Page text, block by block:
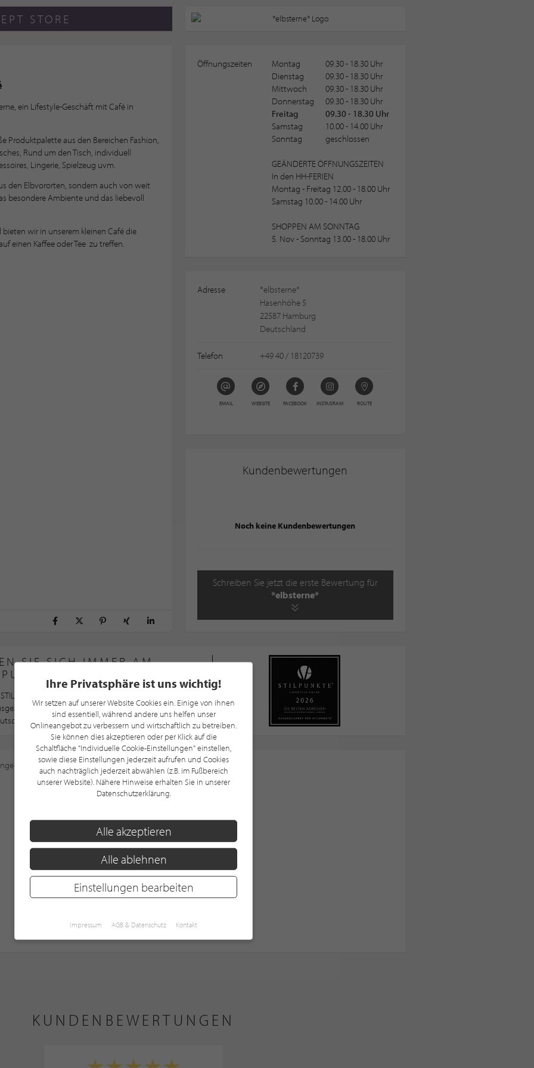
STORE
ein Lifestyle-Geschäft mit Café in
Produktpalette aus den Bereichen Fashion,
Rund um den Tisch, individuell
Lingerie, Spielzeug uvm.
den Elbvororten, sondern auch von weit
besondere Ambiente und das liebevoll
wir in unserem kleinen Café die
einen Kaffee oder Tee zu treffen.
Öffnungszeiten Montag
09.30 - 18.30 Uhr
Dienstag
09.30 - 18.30 Uhr
Mittwoch
09.30 - 18.30 Uhr
Donnerstag
09.30 - 18.30 Uhr
Freitag
09.30 - 18.30 Uhr
Samstag
10.00 - 14.00 Uhr
Sonntag
geschlossen
GEÄNDERTE ÖFFNUNGSZEITEN
In den HH-FERIEN
Montag - Freitag 12.00 - 18.00 Uhr
Samstag 10.00 - 14.00 Uhr
SHOPPEN AM SONNTAG
5. Nov - Sonntag 13.00 - 18.00 Uhr
Adresse
*elbsterne*
Hasenhöhe 5
22587 Hamburg
Deutschland
Telefon +49 40 / 18120739
EMAIL WEBSITE FACEBOOK INSTAGRAM ROUTE
Kundenbewertungen
Noch keine Kundenbewertungen
Schreiben Sie jetzt die erste Bewertung für
*elbsterne*
SIE SICH IMMER AM
POINT
Point wurden nach STILPUNKTE®
und gehören somit zu den besten
Österreich und der Schweiz
an, um diese Karte sehen zu können.
KUNDENBEWERTUNGEN
Ihre Privatsphäre ist uns wichtig!
Wir setzen auf unserer Website Cookies ein. Einige von ihnen
sind essentiell, während andere uns helfen unser
Onlineangebot zu verbessern und wirtschaftlich zu betreiben.
Sie können dies akzeptieren oder per Klick auf die
Schaltfläche "Individuelle Cookie-Einstellungen" einstellen,
sowie diese Einstellungen jederzeit aufrufen und Cookies
auch nachträglich jederzeit abwählen (z.B. im Fußbereich
unserer Website). Nähere Hinweise erhalten Sie in unserer
Datenschutzerklärung.
Alle akzeptieren
Alle ablehnen
Einstellungen bearbeiten
Impressum AGB & Datenschutz Kontakt